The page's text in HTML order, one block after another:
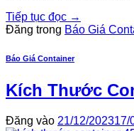
Tiếp tục đọc →
Đăng trong Báo Giá
Báo Giá Container
Kích Thước
Đăng vào 21/12/202317/